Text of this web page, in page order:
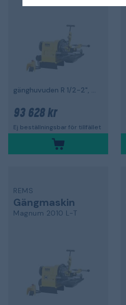
gänghuvuden R 1/2-2", 1700 W
93 628 kr
Ej beställningsbar för tillfället
REMS
Gängmaskin
Magnum 2010 L-T